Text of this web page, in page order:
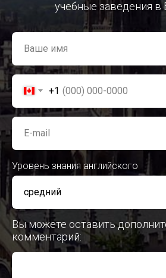
учебные заведения в
Ваше имя
+1
E-mail
Уровень знания английского
Вы можете оставить
комментарий: